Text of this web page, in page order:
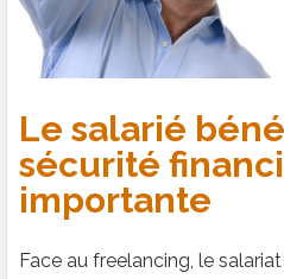
Le salarié
sécurité
importante
Face au freelancing, le